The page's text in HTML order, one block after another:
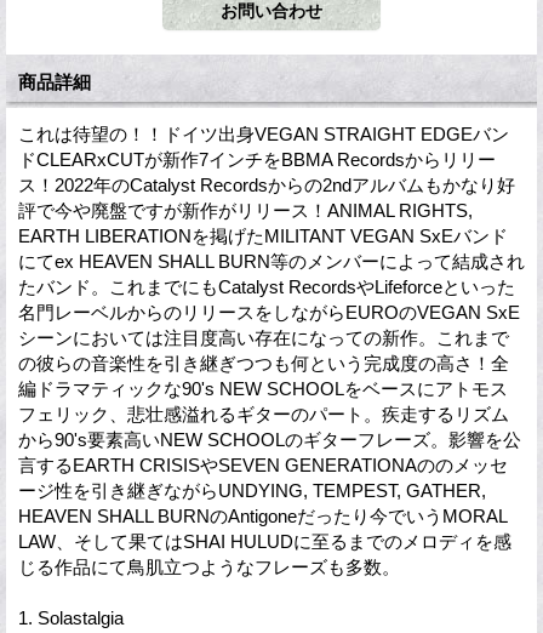
商品詳細
これは待望の！！ドイツ出身VEGAN STRAIGHT EDGEバン
ドCLEARxCUTが新作7インチをBBMA Recordsからリリー
ス！2022年のCatalyst Recordsからの2ndアルバムもかなり好
評で今や廃盤ですが新作がリリース！ANIMAL RIGHTS,
EARTH LIBERATIONを掲げたMILITANT VEGAN SxEバンド
にてex HEAVEN SHALL BURN等のメンバーによって結成され
たバンド。これまでにもCatalyst RecordsやLifeforceといった
名門レーベルからのリリースをしながらEUROのVEGAN SxE
シーンにおいては注目度高い存在になっての新作。これまで
の彼らの音楽性を引き継ぎつつも何という完成度の高さ！全
編ドラマティックな90's NEW SCHOOLをベースにアトモス
フェリック、悲壮感溢れるギターのパート。疾走するリズム
から90's要素高いNEW SCHOOLのギターフレーズ。影響を公
言するEARTH CRISISやSEVEN GENERATIONAののメッセ
ージ性を引き継ぎながらUNDYING, TEMPEST, GATHER,
HEAVEN SHALL BURNのAntigoneだったり今でいうMORAL
LAW、そして果てはSHAI HULUDに至るまでのメロディを感
じる作品にて鳥肌立つようなフレーズも多数。
1. Solastalgia